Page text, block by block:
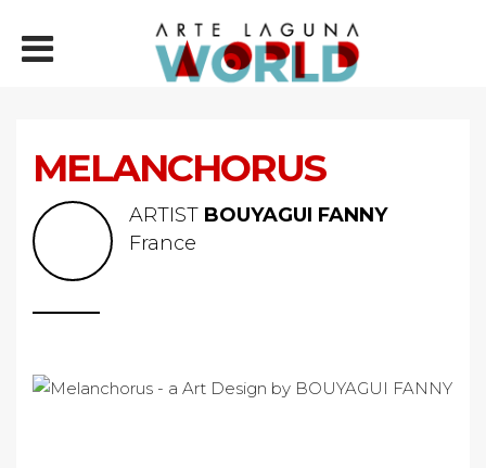
MELANCHORUS
ARTIST BOUYAGUI FANNY
France